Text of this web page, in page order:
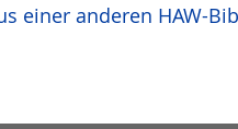
einer anderen HAW-